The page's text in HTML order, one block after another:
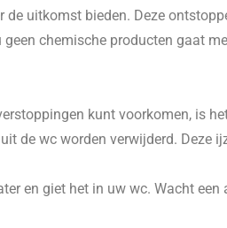
uitkomst bieden. Deze
chemische producten gaat
kunt voorkomen, is
de wc worden verwijderd. Deze
en giet het in uw wc. Wacht